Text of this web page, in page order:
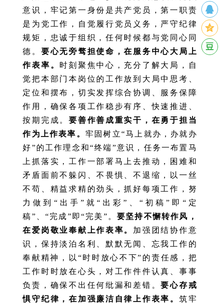
意识，牢记第一身份是共产党员，第一职责
是为党工作，自觉履行党员义务，严守纪律
规矩，忠诚于组织，任何时候都与党同心同
德。 要心无旁骛担使命，在服务中心大局上
作表率。 时刻聚焦中心，充分了解大局，自
觉把本部门本岗位的工作放到大局中思考、
定位和摆布，切实发挥综合协调、服务保障
作用，确保各项工作稳步有序、快速推进、
按期完成。要善作善成重实干，在勇于担当
作为上作表率。 牢固树立“马上就办，办就办
好”的工作理念和“终端”意识，任务一布置马
上抓落实，工作一部署马上去推动，困难和
矛盾面前不躲闪、不畏惧、不退缩，以一丝
不苟、精益求精的劲头，抓好每项工作，努
力做到“出手”就“出彩”、“初稿”即“定
稿”、“完成”即“完美”。 要坚持不懈转作风，
在爱岗敬业奉献上作表率。 加强团结协作意
识，保持淡泊名利、默默无闻、忘我工作的
奉献精神，以“时时放心不下”的责任感，把
工作时时放在心头，对工作件件认真、事事
负责，确保不出任何纰漏和差错。要心存戒
惧守纪律，在加强廉洁自律上作表率。 筑牢